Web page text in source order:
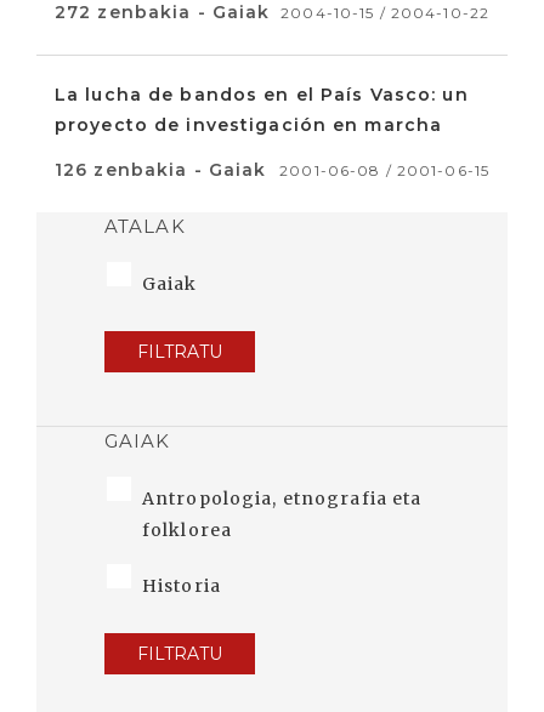
272 zenbakia - Gaiak 2004-10-15 / 2004-10-22
La lucha de bandos en el País Vasco: un
proyecto de investigación en marcha
126 zenbakia - Gaiak 2001-06-08 / 2001-06-15
ATALAK
Gaiak
FILTRATU
GAIAK
Antropologia, etnografia eta
folklorea
Historia
FILTRATU